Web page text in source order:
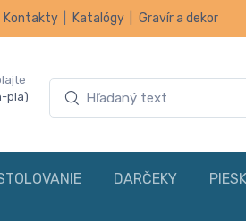
Kontakty Katalógy Gravír a dekor
pia)
DARČEKY